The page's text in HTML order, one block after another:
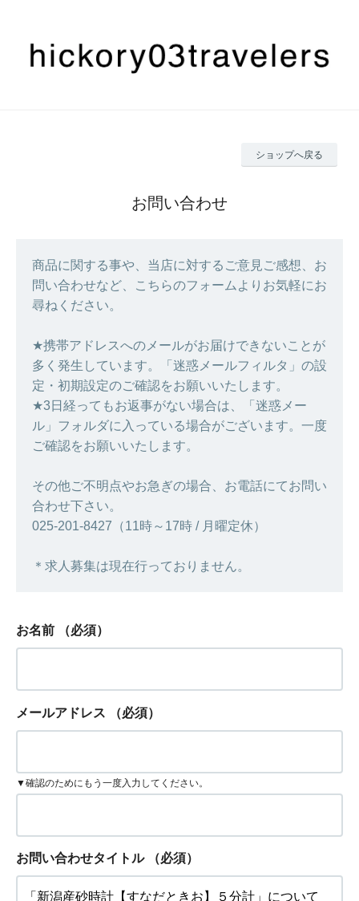
ショップへ戻る
お問い合わせ
商品に関する事や、当店に対するご意見ご感想、お
問い合わせなど、こちらのフォームよりお気軽にお
尋ねください。
★携帯アドレスへのメールがお届けできないことが
多く発生しています。「迷惑メールフィルタ」の設
定・初期設定のご確認をお願いいたします。
★3日経ってもお返事がない場合は、「迷惑メー
ル」フォルダに入っている場合がございます。一度
ご確認をお願いいたします。
その他ご不明点やお急ぎの場合、お電話にてお問い
合わせ下さい。
025-201-8427（11時～17時 / 月曜定休）
＊求人募集は現在行っておりません。
お名前 （必須）
メールアドレス （必須）
▼確認のためにもう一度入力してください。
お問い合わせタイトル （必須）